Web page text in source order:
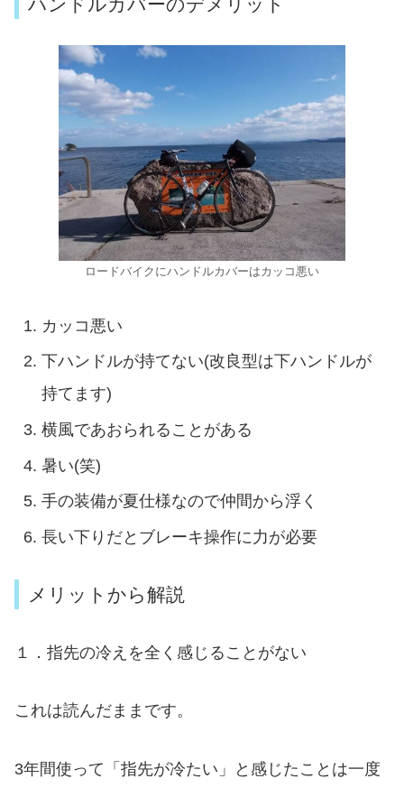
ロードバイクにハンドルカバーはカッコ悪い
カッコ悪い
下ハンドルが持てない(改良型は下ハンドルが
持てます)
横風であおられることがある
暑い(笑)
手の装備が夏仕様なので仲間から浮く
長い下りだとブレーキ操作に力が必要
メリットから解説
１．指先の冷えを全く感じることがない
これは読んだままです。
3年間使って「指先が冷たい」と感じたことは一度